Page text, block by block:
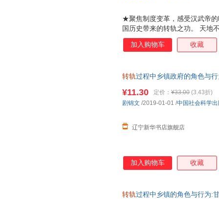
中华书局
广东经济出版社
山西经
黑龙江人民出版社
北京联
汕头大学出版社
中国方正出版社
中国纺
甘肃人民出版社
★聚焦制度变革，感受汉武帝
国历史带来的转轨之功。 天地
往古，才能制宜于今。汉武帝
从政治、经济、社会文化、对
充分肯定汉武帝的功绩，创造
的古典时代，正式走入中古时
帝时代发生的一系列变革，成
加入购物车 收藏
转轨过程中乡镇政府的角色与
¥11.30 定价： ¥33.00 (3.43折)
辽宁新华书店旗舰店
剧锦文 /2019-01-01 /中国社会科学
加入购物车 收藏
转轨过程中乡镇的角色与行为: